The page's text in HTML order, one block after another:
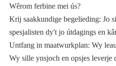
Wêrom ferbine mei ús?
Krij saakkundige begelieding: Jo
spesjalisten dy't jo útdagings en
Untfang in maatwurkplan: Wy
Wy sille ynsjoch en opsjes leverje